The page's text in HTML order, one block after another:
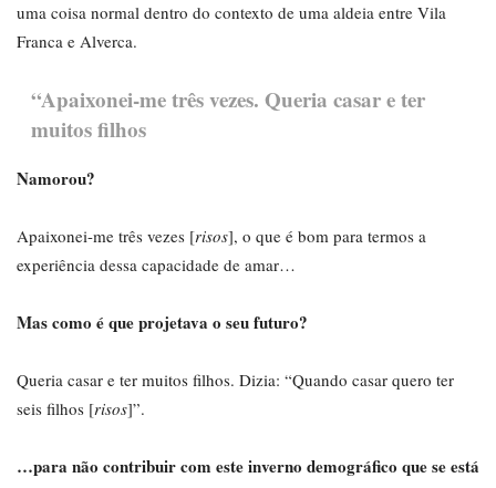
uma coisa normal dentro do contexto de uma aldeia entre Vila
Franca e Alverca.
“Apaixonei-me três vezes. Queria casar e ter
muitos filhos
Namorou?
Apaixonei-me três vezes [risos], o que é bom para termos a
experiência dessa capacidade de amar…
Mas como é que projetava o seu futuro?
Queria casar e ter muitos filhos. Dizia: “Quando casar quero ter
seis filhos [risos]”.
…para não contribuir com este inverno demográfico que se está